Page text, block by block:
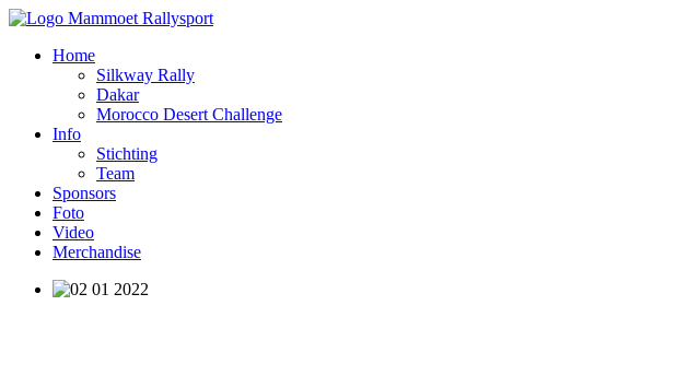
Home
Silkway Rally
Dakar
Morocco Desert Challenge
Info
Stichting
Team
Sponsors
Foto
Video
Merchandise